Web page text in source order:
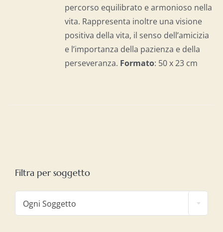
percorso equilibrato e armonioso nella
vita. Rappresenta inoltre una visione
positiva della vita, il senso dell’amicizia
e l’importanza della pazienza e della
perseveranza. Formato: 50 x 23 cm
Filtra per soggetto
Ogni Soggetto